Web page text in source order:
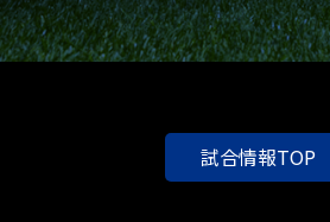
試合情報TOP